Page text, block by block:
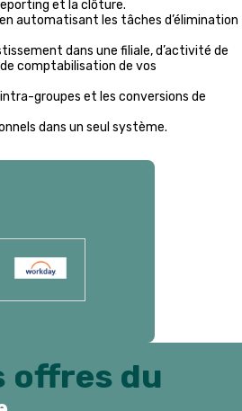
et la clôture.
automatisant les tâches d’élimination
dans une filiale, d’activité de
comptabilisation de vos
groupes et les conversions de
dans un seul système.
offres du